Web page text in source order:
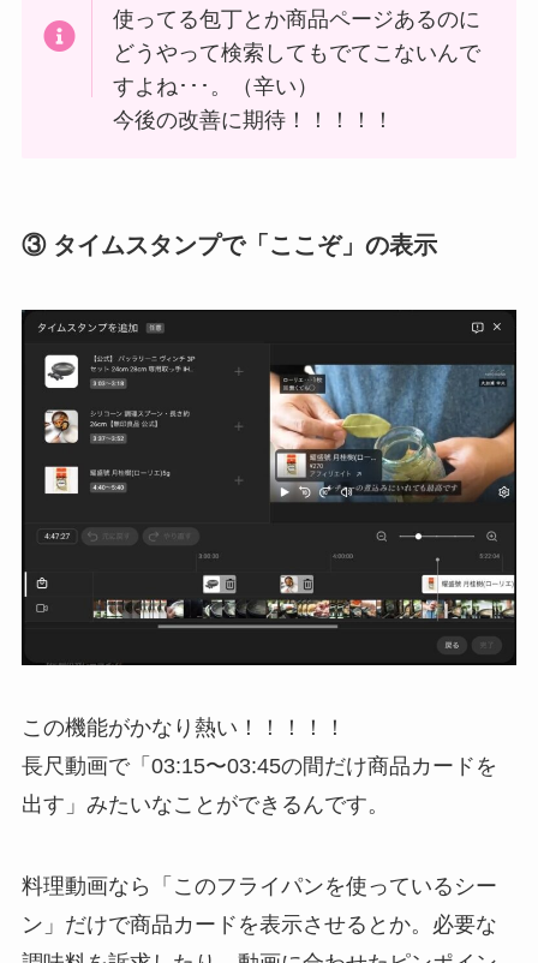
使ってる包丁とか商品ページあるのに
どうやって検索してもでてこないんで
すよね･･･。（辛い）
今後の改善に期待！！！！！
③ タイムスタンプで「ここぞ」の表示
この機能がかなり熱い！！！！！
長尺動画で「03:15〜03:45の間だけ商品カードを
出す」みたいなことができるんです。
料理動画なら「このフライパンを使っているシー
ン」だけで商品カードを表示させるとか。必要な